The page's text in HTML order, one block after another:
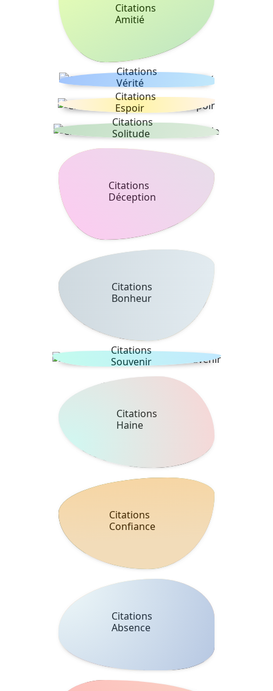
Citations
Amitié
Citations
Vérité
Citations
Espoir
Citations
Solitude
Citations
Déception
Citations
Bonheur
Citations
Souvenir
Citations
Haine
Citations
Confiance
Citations
Absence